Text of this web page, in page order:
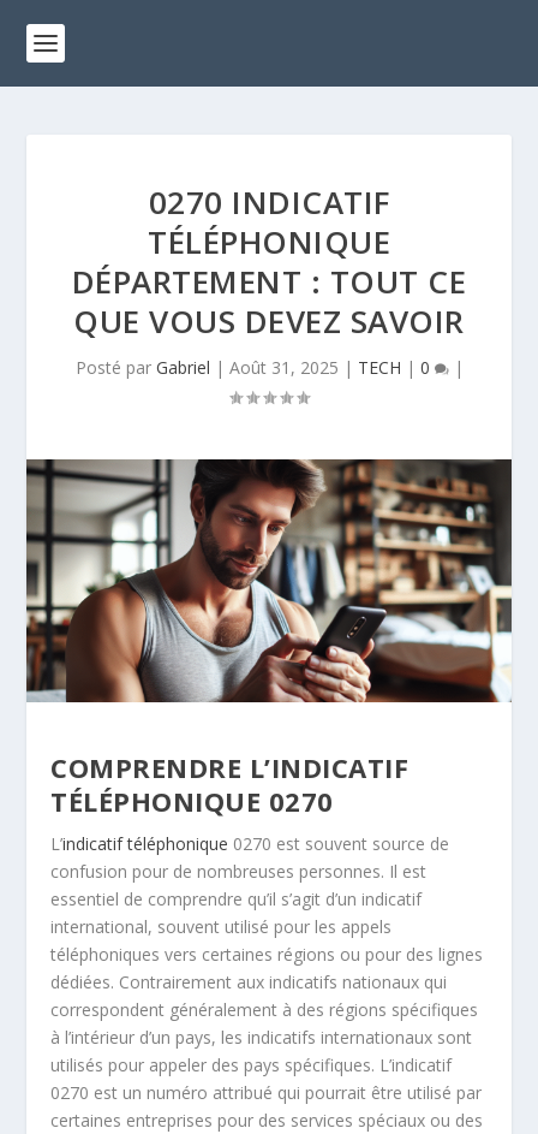
0270 INDICATIF
TÉLÉPHONIQUE
DÉPARTEMENT : TOUT CE
QUE VOUS DEVEZ SAVOIR
Posté par Gabriel | Août 31, 2025 | TECH | 0 |
COMPRENDRE L’INDICATIF
TÉLÉPHONIQUE 0270
L’indicatif téléphonique 0270 est souvent source de
confusion pour de nombreuses personnes. Il est
essentiel de comprendre qu’il s’agit d’un indicatif
international, souvent utilisé pour les appels
téléphoniques vers certaines régions ou pour des lignes
dédiées. Contrairement aux indicatifs nationaux qui
correspondent généralement à des régions spécifiques
à l’intérieur d’un pays, les indicatifs internationaux sont
utilisés pour appeler des pays spécifiques. L’indicatif
0270 est un numéro attribué qui pourrait être utilisé par
certaines entreprises pour des services spéciaux ou des